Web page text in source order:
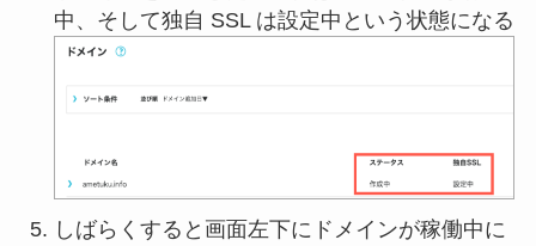
中、そして独自 SSL は設定中という状態になる
しばらくすると画面左下にドメインが稼働中に